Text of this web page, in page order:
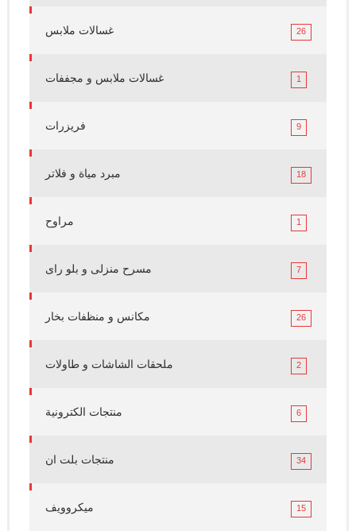
غسالات ملابس 26
غسالات ملابس و مجففات 1
فريزرات 9
مبرد مياة و فلاتر 18
مراوح 1
مسرح منزلى و بلو راى 7
مكانس و منظفات بخار 26
ملحقات الشاشات و طاولات 2
منتجات الكترونية 6
منتجات بلت ان 34
ميكروويف 15